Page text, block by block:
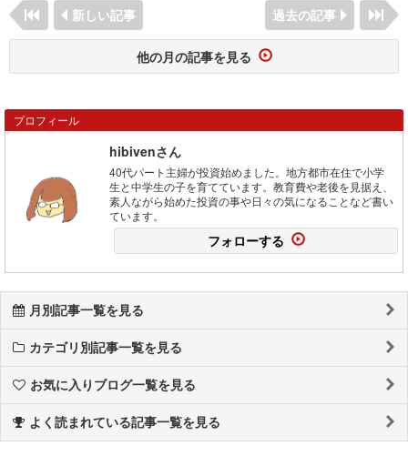
新しい記事
過去の記事
他の月の記事を見る
プロフィール
hibivenさん
40代パート主婦が投資始めました。地方都市在住で小学
生と中学生の子を育てています。教育費や老後を見据え、
素人ながら始めた投資の事や日々の気になることなど書い
ています。
フォローする
月別記事一覧を見る
カテゴリ別記事一覧を見る
お気に入りブログ一覧を見る
よく読まれている記事一覧を見る